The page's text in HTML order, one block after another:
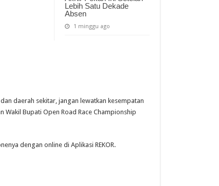
Lebih Satu Dekade
Absen
1 minggu ago
daerah sekitar, jangan lewatkan kesempatan
Wakil Bupati Open Road Race Championship
dengan online di Aplikasi REKOR.